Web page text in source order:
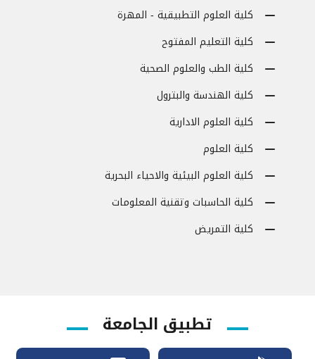
كلية العلوم التطبيقية - المهرة
كلية التعليم المفتوح
كلية الطب والعلوم الصحية
كلية الهندسة والبترول
كلية العلوم الادارية
كلية العلوم
كلية العلوم البيئية والاحياء البحرية
كلية الحاسبات وتقنية المعلومات
كلية التمريض
تطبيق الجامعة